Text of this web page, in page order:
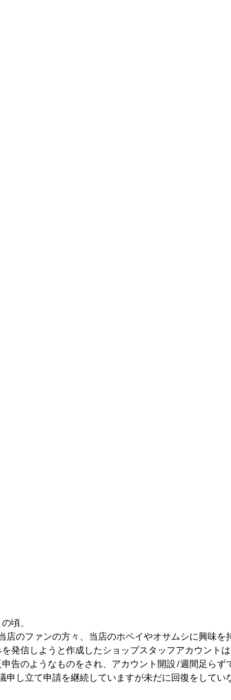
頃、
店のファンの方々、当店のホペイやオサムシに興味を
発信しようと作成したショップスタッフアカウントは
告のようなものをされ、アカウント開設1週間足らず
申し立て申請を継続していますが未だに回復をしてい